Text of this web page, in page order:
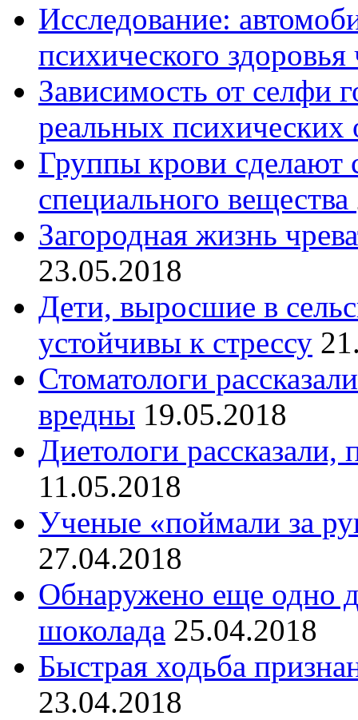
Исследование:
психического здоровья
Зависимость от селфи
реальных психических
Группы крови
специального вещества
Загородная жизнь
23.05.2018
Дети, выросшие в
устойчивы к стрессу
Стоматологи
вредны 19.05.2018
Диетологи
11.05.2018
Ученые «поймали за
27.04.2018
Обнаружено еще одно
шоколада 25.04.2018
Быстрая ходьба
23.04.2018